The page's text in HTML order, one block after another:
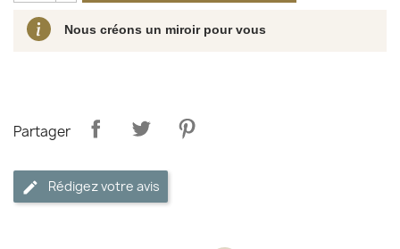
Nous créons un miroir pour vous
Partager
Rédigez votre avis